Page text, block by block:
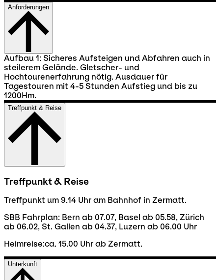
Anforderungen
Aufbau 1: Sicheres Aufsteigen und Abfahren auch in
steilerem Gelände. Gletscher- und
Hochtourenerfahrung nötig. Ausdauer für
Tagestouren mit 4-5 Stunden Aufstieg und bis zu
1200Hm.
Treffpunkt & Reise
Treffpunkt & Reise
Treffpunkt um 9.14 Uhr am Bahnhof in Zermatt.
SBB Fahrplan: Bern ab 07.07, Basel ab 05.58, Zürich
ab 06.02, St. Gallen ab 04.37, Luzern ab 06.00 Uhr
Heimreise:ca. 15.00 Uhr ab Zermatt.
Unterkunft